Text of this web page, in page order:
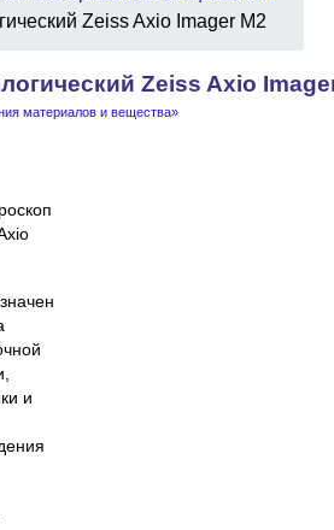
Zeiss Axio Imager M2
Zeiss Axio
материалов и вещества»
и